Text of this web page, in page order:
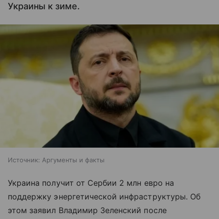
Украины к зиме.
Источник: Аргументы и факты
Украина получит от Сербии 2 млн евро на
поддержку энергетической инфраструктуры. Об
этом заявил Владимир Зеленский после